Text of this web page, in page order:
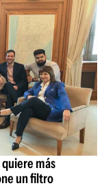
quiere más
un filtro